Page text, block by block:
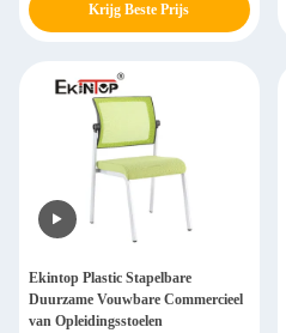
Krijg Beste Prijs
Ekintop Plastic Stapelbare
Duurzame Vouwbare Commercieel
van Opleidingsstoelen